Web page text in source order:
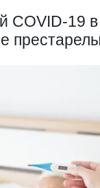
COVID-19